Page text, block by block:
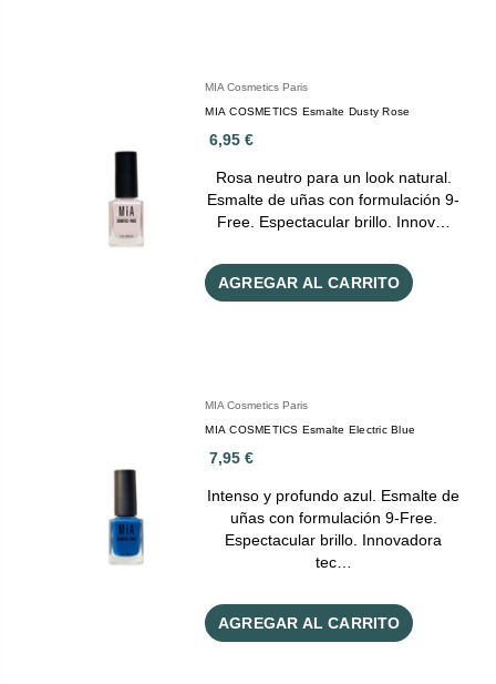
MIA Cosmetics Paris
MIA COSMETICS Esmalte Dusty Rose
6,95 €
Rosa neutro para un look natural.
Esmalte de uñas con formulación 9-
Free. Espectacular brillo. Innov…
AGREGAR AL CARRITO
MIA Cosmetics Paris
MIA COSMETICS Esmalte Electric Blue
7,95 €
Intenso y profundo azul. Esmalte de
uñas con formulación 9-Free.
Espectacular brillo. Innovadora
tec…
AGREGAR AL CARRITO